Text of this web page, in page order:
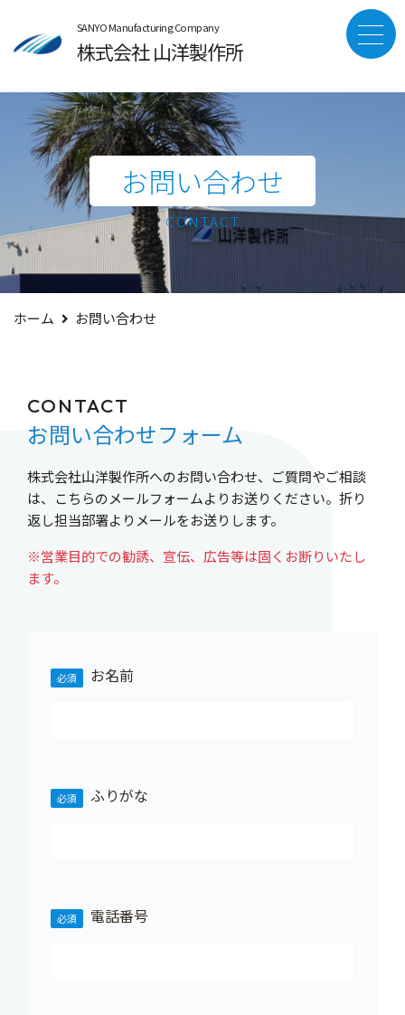
SANYO Manufacturing Company
株式会社 山洋製作所
お問い合わせ
CONTACT
ホーム お問い合わせ
CONTACT
お問い合わせフォーム
株式会社山洋製作所へのお問い合わせ、ご質問やご相談
は、こちらのメールフォームよりお送りください。折り
返し担当部署よりメールをお送りします。
※営業目的での勧誘、宣伝、広告等は固くお断りいたし
ます。
お名前
ふりがな
電話番号